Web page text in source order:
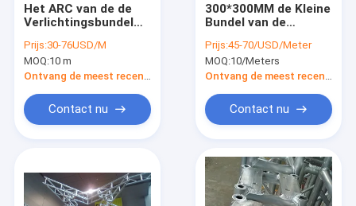
Het ARC van de de
Verlichtingsbundel
Stage/Ladder/Driehoekige/Vierkante
Vorm
Prijs:30-76USD/M
MOQ:10 m
Contact nu
300*300MM de Kleine
Bundel van de
van de het Dakbundel
6082-T6 van het
Overlegstadium het
Prijs:45-70/USD/Meter
MOQ:10/Meters
Contact nu